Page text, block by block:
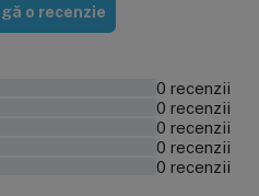
o recenzie
0 recenzii
0 recenzii
0 recenzii
0 recenzii
0 recenzii